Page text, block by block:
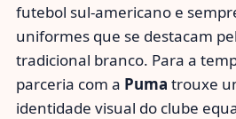
futebol sul-americano e
uniformes que se destacam
tradicional branco. Para a
parceria com a Puma trouxe
identidade visual do clube